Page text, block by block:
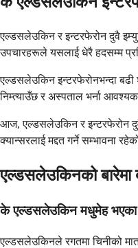
एल्डसलेउकिन र इन्टरफेरोन दुवै
उपचारहरूले यसलाई धेरै हदसम्म
एल्डसलेउकिन इन्टरफेरोनभन्दा
निम्त्याउँछ र अस्पताल भर्ना
आज, एल्डसलेउकिन र इन्टरफेरोन दुवै
क्यान्सरलाई मद्दत गर्ने सम्भावना
एल्डसलेउकिनको बारेमा
के एल्डसलेउकिन मधुमेह भएका
एल्डसलेउकिनले रगतमा चिनीको